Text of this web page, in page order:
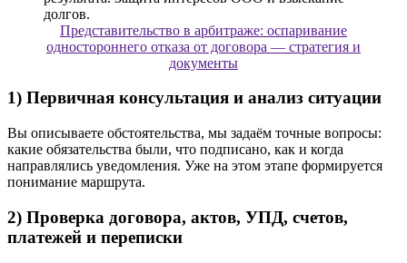
Представительство в арбитраже: оспаривание
одностороннего отказа от договора — стратегия и
документы
1) Первичная консультация и анализ ситуации
Вы описываете обстоятельства, мы задаём точные вопросы:
какие обязательства были, что подписано, как и когда
направлялись уведомления. Уже на этом этапе формируется
понимание маршрута.
2) Проверка договора, актов, УПД, счетов,
платежей и переписки